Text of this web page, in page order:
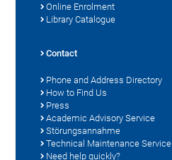
Online Enrolment
Library Catalogue
Contact
Phone and Address Directory
How to Find Us
Press
Academic Advisory Service
Störungsannahme
Technical Maintenance Service
Need help quickly?